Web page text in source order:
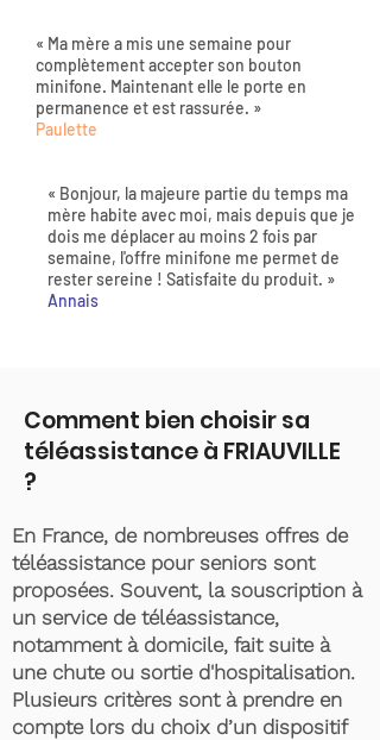
« Ma mère a mis une semaine pour
complètement accepter son bouton
minifone. Maintenant elle le porte en
permanence et est rassurée. »
Paulette
« Bonjour, la majeure partie du temps ma
mère habite avec moi, mais depuis que je
dois me déplacer au moins 2 fois par
semaine, l'offre minifone me permet de
rester sereine ! Satisfaite du produit. »
Annais
Comment bien choisir sa
téléassistance à FRIAUVILLE
?
En France, de nombreuses offres de
téléassistance pour seniors sont
proposées. Souvent, la souscription à
un service de téléassistance,
notamment à domicile, fait suite à
une chute ou sortie d'hospitalisation.
Plusieurs critères sont à prendre en
compte lors du choix d’un dispositif